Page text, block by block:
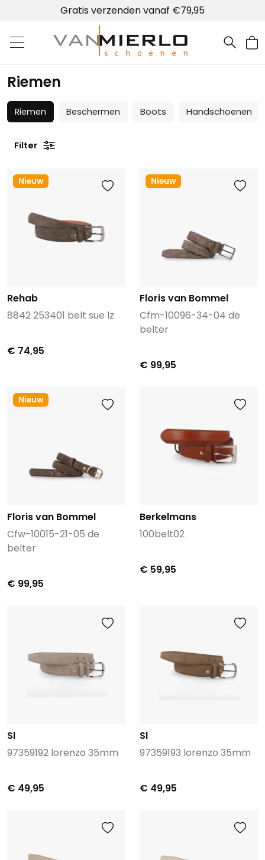
Gratis verzenden vanaf €79,95
Home | Van Mierlo schoenen
Riemen
Riemen Beschermen Boots Handschoenen
Filter
Nieuw
Rehab
8842 253401 belt sue lz
€ 74,95
Nieuw
Floris van Bommel
Cfm-10096-34-04 de
belter
€ 99,95
Nieuw
Floris van Bommel
Cfw-10015-21-05 de
belter
€ 99,95
Berkelmans
100belt02
€ 59,95
Sl
97359192 lorenzo 35mm
€ 49,95
Sl
97359193 lorenzo 35mm
€ 49,95